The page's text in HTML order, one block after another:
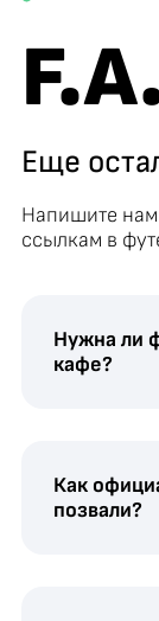
Еще
Напишите нам
ссылкам в
Нужна ли
кафе?
Как
позвали?